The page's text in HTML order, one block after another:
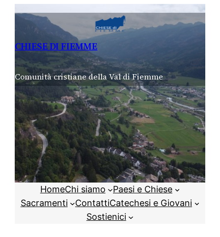
CHIESE DI FIEMME
Comunità cristiane della Val di Fiemme
HomeChi siamo
Paesi e Chiese
Sacramenti
ContattiCatechesi e Giovani
Sostienici